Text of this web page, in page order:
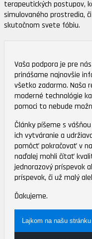
terapeutických postupov,
simulovaného prostredia,
skutočnom svete fóbiu.
Vaša podpora je pre
prinášame najnovšie
všetko zadarmo. Naša
moderné technológie
pomoci to nebude
Články píšeme s
ich vytváranie a
pomôcť pokračovať v
naďalej mohli čítať
jednorazový príspevok
príspevok, či už malý
Ďakujeme.
Lajkom na našu stránku